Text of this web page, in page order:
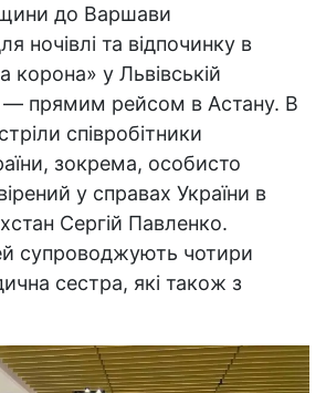
до Варшави
ночівлі та відпочинку в
корона» у Львівській
— прямим рейсом в Астану. В
співробітники
зокрема, особисто
у справах України в
Сергій Павленко.
супроводжують чотири
сестра, які також з